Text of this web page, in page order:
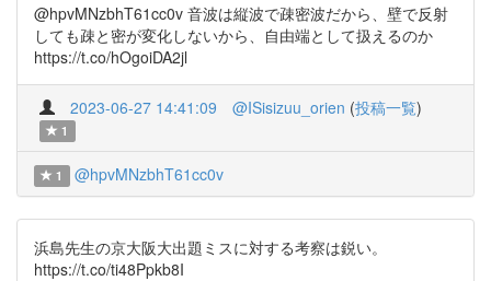
@hpvMNzbhT61cc0v 音波は縦波で疎密波だから、壁で反射
しても疎と密が変化しないから、自由端として扱えるのか
https://t.co/hOgoiDA2jl
2023-06-27 14:41:09 @ISisizuu_orien (投稿一覧)
1
1 @hpvMNzbhT61cc0v
浜島先生の京大阪大出題ミスに対する考察は鋭い。
https://t.co/ti48Ppkb8I